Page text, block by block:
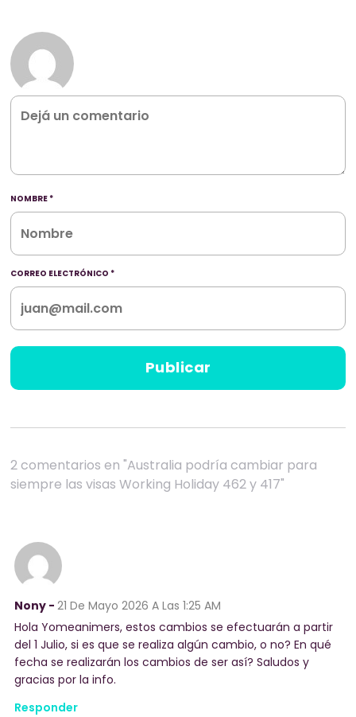
NOMBRE *
CORREO ELECTRÓNICO *
2 comentarios en "Australia podría cambiar para
siempre las visas Working Holiday 462 y 417"
Nony - 21 De Mayo 2026 A Las 1:25 AM
Hola Yomeanimers, estos cambios se efectuarán a partir
del 1 Julio, si es que se realiza algún cambio, o no? En qué
fecha se realizarán los cambios de ser así? Saludos y
gracias por la info.
Responder